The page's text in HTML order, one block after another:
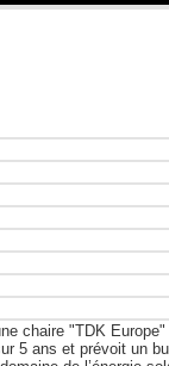
chaire "TDK
5 ans et prévoit un